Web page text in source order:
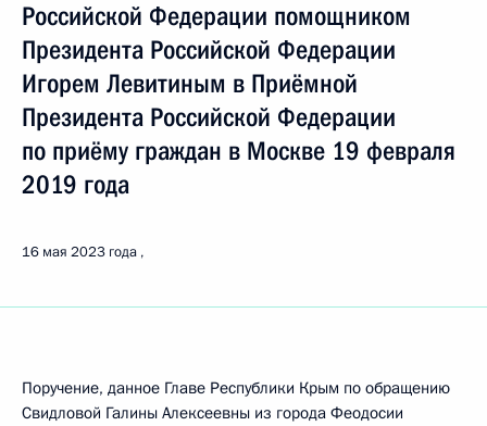
Российской Федерации помощником
Президента Российской Федерации
Игорем Левитиным в Приёмной
Президента Российской Федерации
по приёму граждан в Москве 19 февраля
2019 года
16 мая 2023 года
Поручение, данное Главе Республики Крым по обращению
Свидловой Галины Алексеевны из города Феодосии